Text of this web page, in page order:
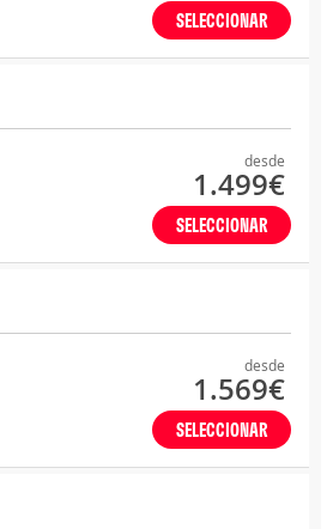
SELECCIONAR
desde
1.499€
SELECCIONAR
desde
1.569€
SELECCIONAR